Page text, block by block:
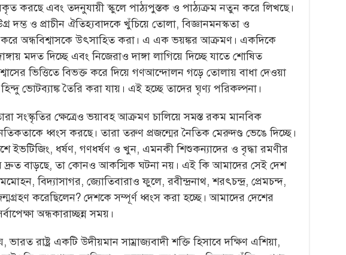
করছে এবং তদনুযায়ী স্কুলে পাঠ্যপুস্তক ও পাঠ্যক্রম নতুন করে লিখছে।
দম্ভ ও প্রাচীন ঐতিহ্যবাদকে খুঁচিয়ে তোলা, বিজ্ঞানমনস্কতা ও
অন্ধবিশ্বাসকে উৎসাহিত করা। এ এক ভয়ঙ্কর আক্রমণ। একদিকে
মদত দিচ্ছে এবং নিজেরাও দাঙ্গা লাগিয়ে দিচ্ছে যাতে শোষিত
ভিত্তিতে বিভক্ত করে দিয়ে গণআন্দোলন গড়ে তোলায় বাধা দেওয়া
ভোটব্যাঙ্ক তৈরি করা যায়। এই হচ্ছে তাদের ঘৃণ্য পরিকল্পনা।
সংস্কৃতির ক্ষেত্রেও ভয়াবহ আক্রমণ চালিয়ে সমস্ত রকম মানবিক
ধ্বংস করছে। তারা তরুণ প্রজন্মের নৈতিক মেরুদণ্ড ভেঙে দিচ্ছে।
ইভটিজিং, ধর্ষণ, গণধর্ষণ ও খুন, এমনকী শিশুকন্যাদের ও বৃদ্ধা রমণীর
দ্রুত বাড়ছে, তা কোনও আকস্মিক ঘটনা নয়। এই কি আমাদের সেই দেশ
বিদ্যাসাগর, জ্যোতিবারাও ফুলে, রবীন্দ্রনাথ, শরৎচন্দ্র, প্রেমচন্দ,
করেছিলেন? দেশকে সম্পূর্ণ ধ্বংস করা হচ্ছে। আমাদের দেশের
অন্ধকারাচ্ছন্ন সময়।
রাষ্ট্র একটি উদীয়মান সাম্রাজ্যবাদী শক্তি হিসাবে দক্ষিণ এশিয়া,